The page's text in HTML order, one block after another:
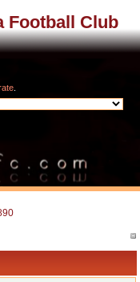
Football Club